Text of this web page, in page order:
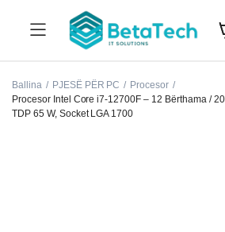
Ballina PJESË PËR PC
Procesor
Procesor Intel Core i7‑12700F – 12 Bërthama /
TDP 65 W, Socket LGA 1700